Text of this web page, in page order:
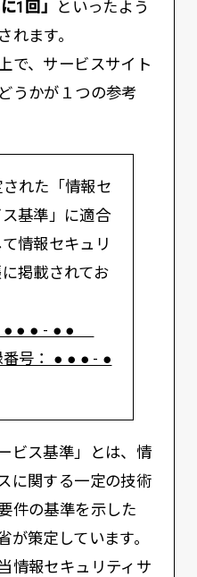
1回」
といったよう
れます。
で、サービスサイト
うかが１つの参考
れた「情報セ
基準」に適合
情報セキュリ
掲載されてお
● ● ● - ● ●
号： ● ● ● - ●
ビス基準」とは、情
に関する一定の技術
件の基準を示した
が策定しています。
情報セキュリティサ